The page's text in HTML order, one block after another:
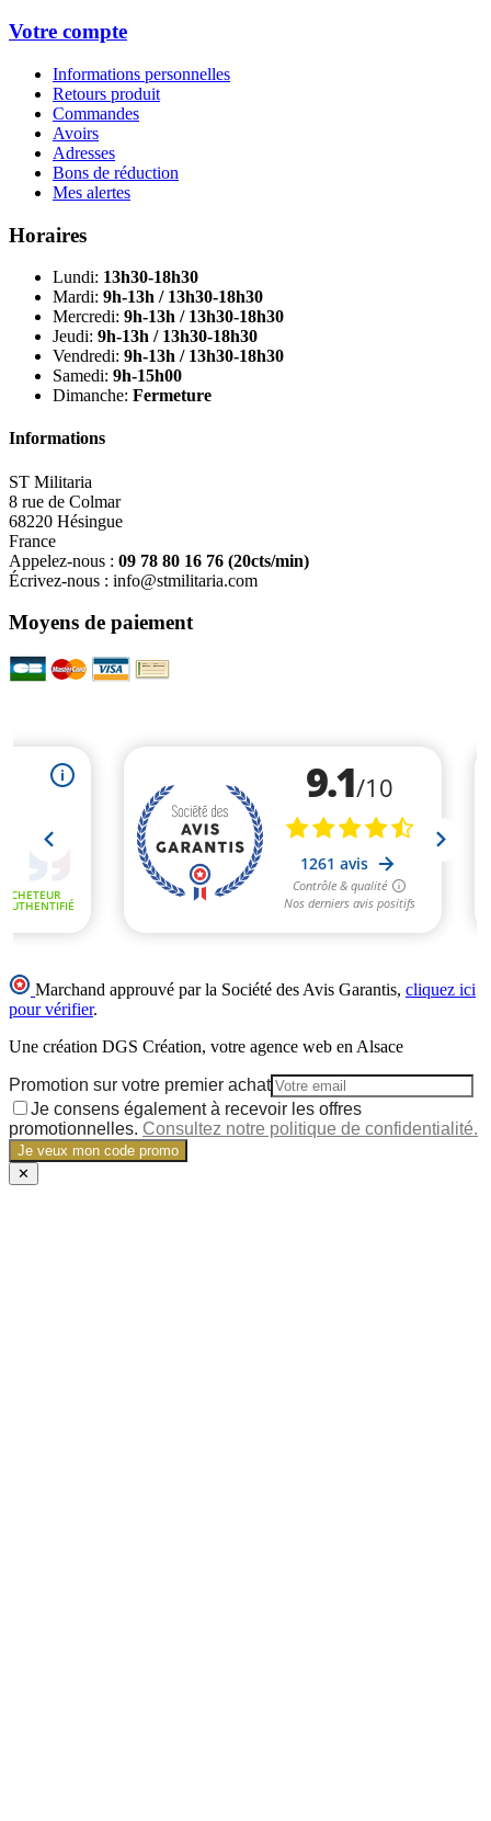
Votre compte
Informations personnelles
Retours produit
Commandes
Avoirs
Adresses
Bons de réduction
Mes alertes
Horaires
Lundi: 13h30-18h30
Mardi: 9h-13h / 13h30-18h30
Mercredi: 9h-13h / 13h30-18h30
Jeudi: 9h-13h / 13h30-18h30
Vendredi: 9h-13h / 13h30-18h30
Samedi: 9h-15h00
Dimanche: Fermeture
Informations
ST Militaria
8 rue de Colmar
68220 Hésingue
France
Appelez-nous : 09 78 80 16 76 (20cts/min)
Écrivez-nous : info@stmilitaria.com
Moyens de paiement
Marchand approuvé par la Société des Avis Garantis, cliquez ici
pour vérifier.
Une création DGS Création, votre agence web en Alsace
Promotion sur votre premier achat
Je consens également à recevoir les offres
promotionnelles. Consultez notre politique de confidentialité.
Je veux mon code promo
✕